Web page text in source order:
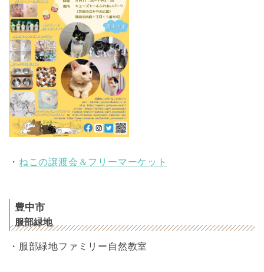
・ ねこの譲渡会＆フリーマーケット
豊中市
服部緑地
・服部緑地ファミリー自然教室